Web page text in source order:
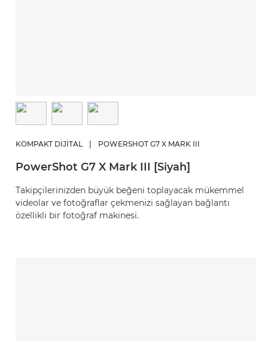
KOMPAKT DIJITAL | POWERSHOT G7 X MARK III
PowerShot G7 X Mark III [Siyah]
Takipçilerinizden büyük beğeni toplayacak mükemmel
videolar ve fotoğraflar çekmenizi sağlayan bağlantı
özellikli bir fotoğraf makinesi.